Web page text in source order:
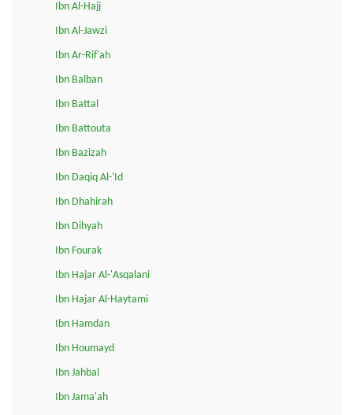
Ibn Al-Hajj
Ibn Al-Jawzi
Ibn Ar-Rif'ah
Ibn Balban
Ibn Battal
Ibn Battouta
Ibn Bazizah
Ibn Daqiq Al-'Id
Ibn Dhahirah
Ibn Dihyah
Ibn Fourak
Ibn Hajar Al-'Asqalani
Ibn Hajar Al-Haytami
Ibn Hamdan
Ibn Houmayd
Ibn Jahbal
Ibn Jama'ah